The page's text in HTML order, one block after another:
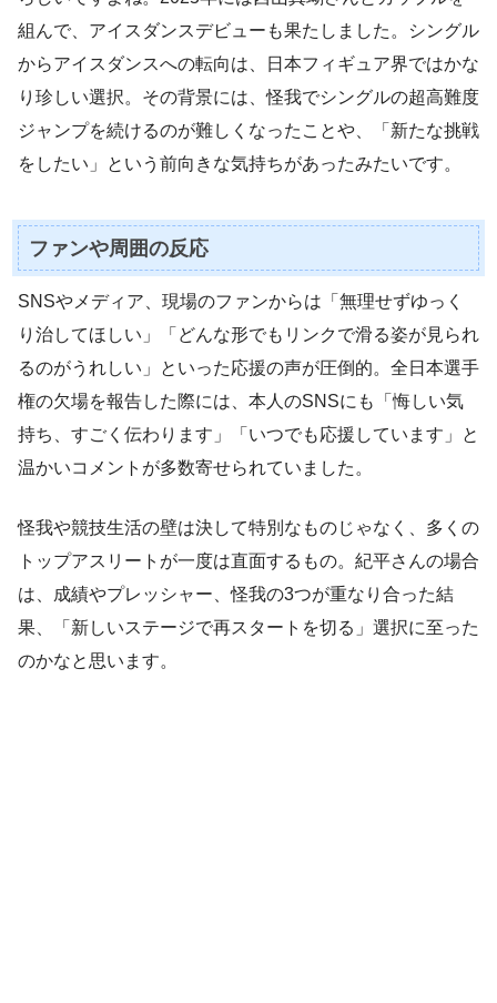
組んで、アイスダンスデビューも果たしました。シングル
からアイスダンスへの転向は、日本フィギュア界ではかな
り珍しい選択。その背景には、怪我でシングルの超高難度
ジャンプを続けるのが難しくなったことや、「新たな挑戦
をしたい」という前向きな気持ちがあったみたいです。
ファンや周囲の反応
SNSやメディア、現場のファンからは「無理せずゆっく
り治してほしい」「どんな形でもリンクで滑る姿が見られ
るのがうれしい」といった応援の声が圧倒的。全日本選手
権の欠場を報告した際には、本人のSNSにも「悔しい気
持ち、すごく伝わります」「いつでも応援しています」と
温かいコメントが多数寄せられていました。
怪我や競技生活の壁は決して特別なものじゃなく、多くの
トップアスリートが一度は直面するもの。紀平さんの場合
は、成績やプレッシャー、怪我の3つが重なり合った結
果、「新しいステージで再スタートを切る」選択に至った
のかなと思います。